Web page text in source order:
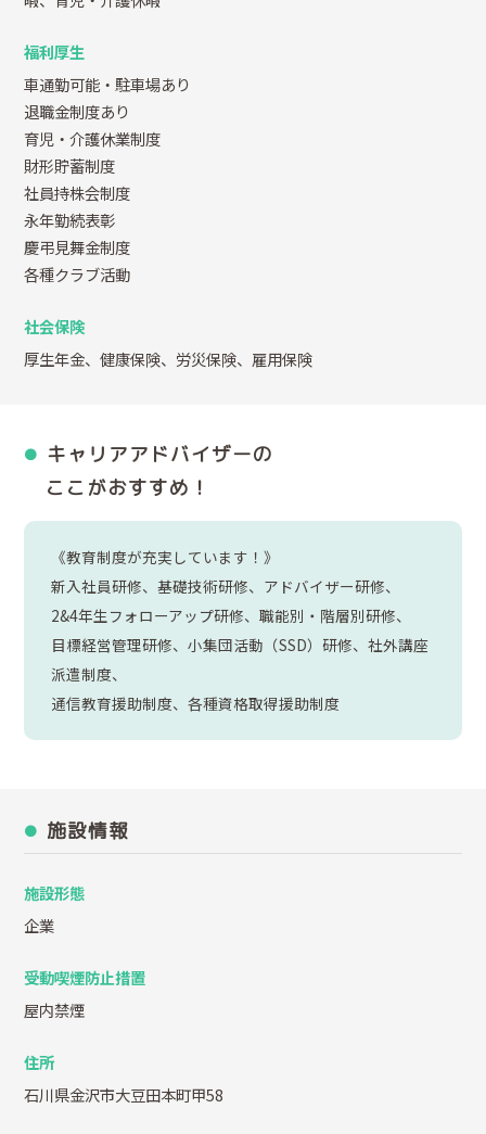
福利厚生
車通勤可能・駐車場あり
退職金制度あり
育児・介護休業制度
財形貯蓄制度
社員持株会制度
永年勤続表彰
慶弔見舞金制度
各種クラブ活動
社会保険
厚生年金、健康保険、労災保険、雇用保険
キャリアアドバイザーの
ここがおすすめ！
《教育制度が充実しています！》
新入社員研修、基礎技術研修、アドバイザー研修、
2&4年生フォローアップ研修、職能別・階層別研修、
目標経営管理研修、小集団活動（SSD）研修、社外講座
派遣制度、
通信教育援助制度、各種資格取得援助制度
施設情報
施設形態
企業
受動喫煙防止措置
屋内禁煙
住所
石川県金沢市大豆田本町甲58